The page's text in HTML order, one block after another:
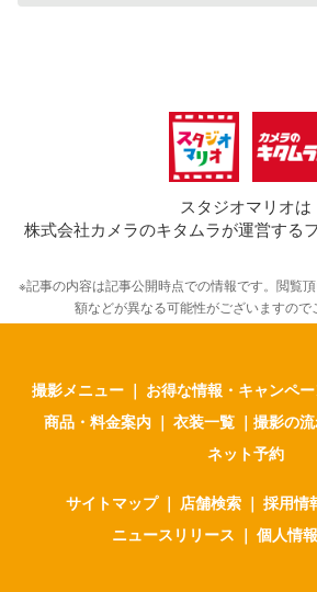
スタジオマリオは
株式会社カメラのキタムラが運営する
※記事の内容は記事公開時点での情報です。閲覧
額などが異なる可能性がございますので
撮影メニュー ｜ お得な情報・キャンペ
商品・料金案内 ｜ 衣装一覧 ｜ 撮影の
ネット予約
サイトマップ ｜ 店舗検索 ｜ 採用情
ニュースリリース ｜ 個人情